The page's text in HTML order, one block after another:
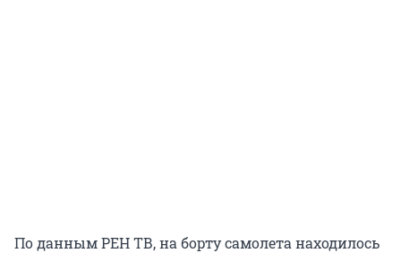
По данным РЕН ТВ, на борту самолета находилось